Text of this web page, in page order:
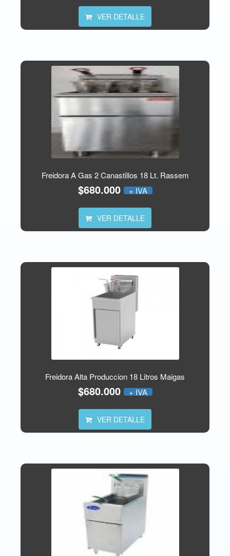
VER DETALLE
Freidora A Gas 2 Canastillos 18 Lt. Rassem
$680.000 + IVA
VER DETALLE
Freidora Alta Produccion 18 Litros Maigas
$680.000 + IVA
VER DETALLE